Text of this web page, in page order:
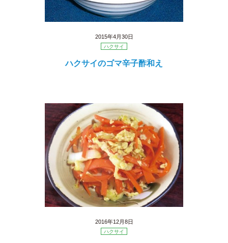
2015年4月30日
ハクサイ
ハクサイのゴマ辛子酢和え
2016年12月8日
ハクサイ